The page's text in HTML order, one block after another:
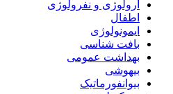
ارولوژی و نفرولوژی
اطفال
ایمونولوژی
بافت شناسی
بهداشت عمومی
بیهوشی
بیوانفورماتیک